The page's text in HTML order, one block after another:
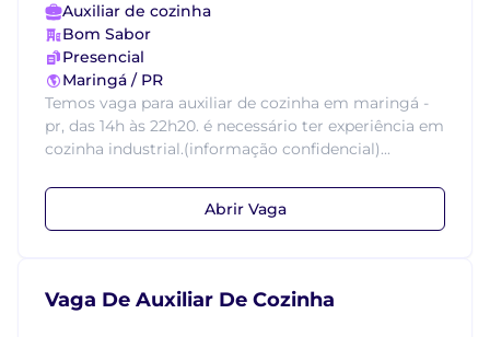
Auxiliar de cozinha
Bom Sabor
Presencial
Maringá / PR
Temos vaga para auxiliar de cozinha em maringá -
pr, das 14h às 22h20. é necessário ter experiência em
cozinha industrial.(informação confidencial)...
Abrir Vaga
Vaga De Auxiliar De Cozinha